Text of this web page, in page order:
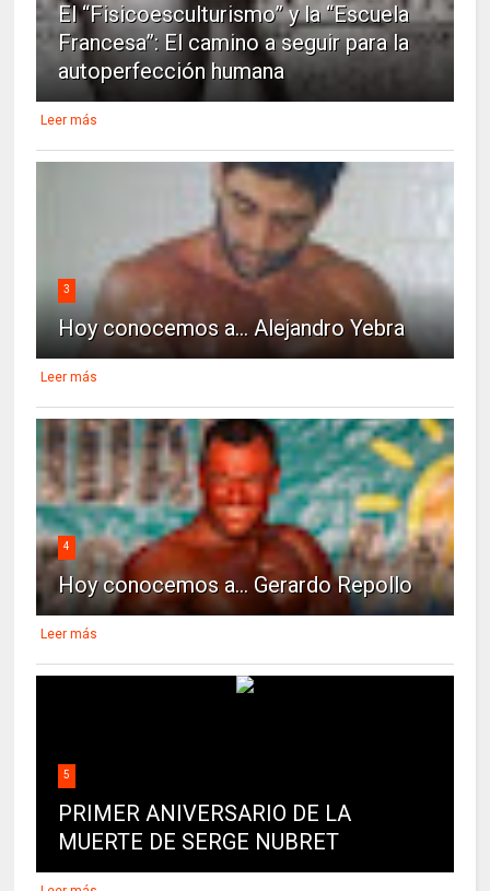
El “Fisicoesculturismo” y la “Escuela
Francesa”: El camino a seguir para la
autoperfección humana
Leer más
3
Hoy conocemos a... Alejandro Yebra
Leer más
4
Hoy conocemos a... Gerardo Repollo
Leer más
5
PRIMER ANIVERSARIO DE LA
MUERTE DE SERGE NUBRET